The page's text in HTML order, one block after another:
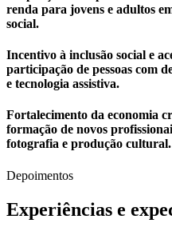
renda para jovens e adultos
social.
Incentivo à inclusão social e
participação de pessoas com
e tecnologia assistiva.
Fortalecimento da economia
formação de novos
fotografia e produção cultural.
Depoimentos
Experiências e